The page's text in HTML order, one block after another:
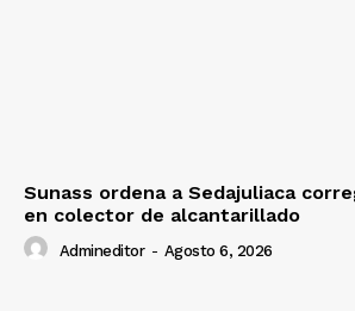
Sunass ordena a Sedajuliaca
en colector de alcantarillado
Admineditor - Agosto 6, 2026